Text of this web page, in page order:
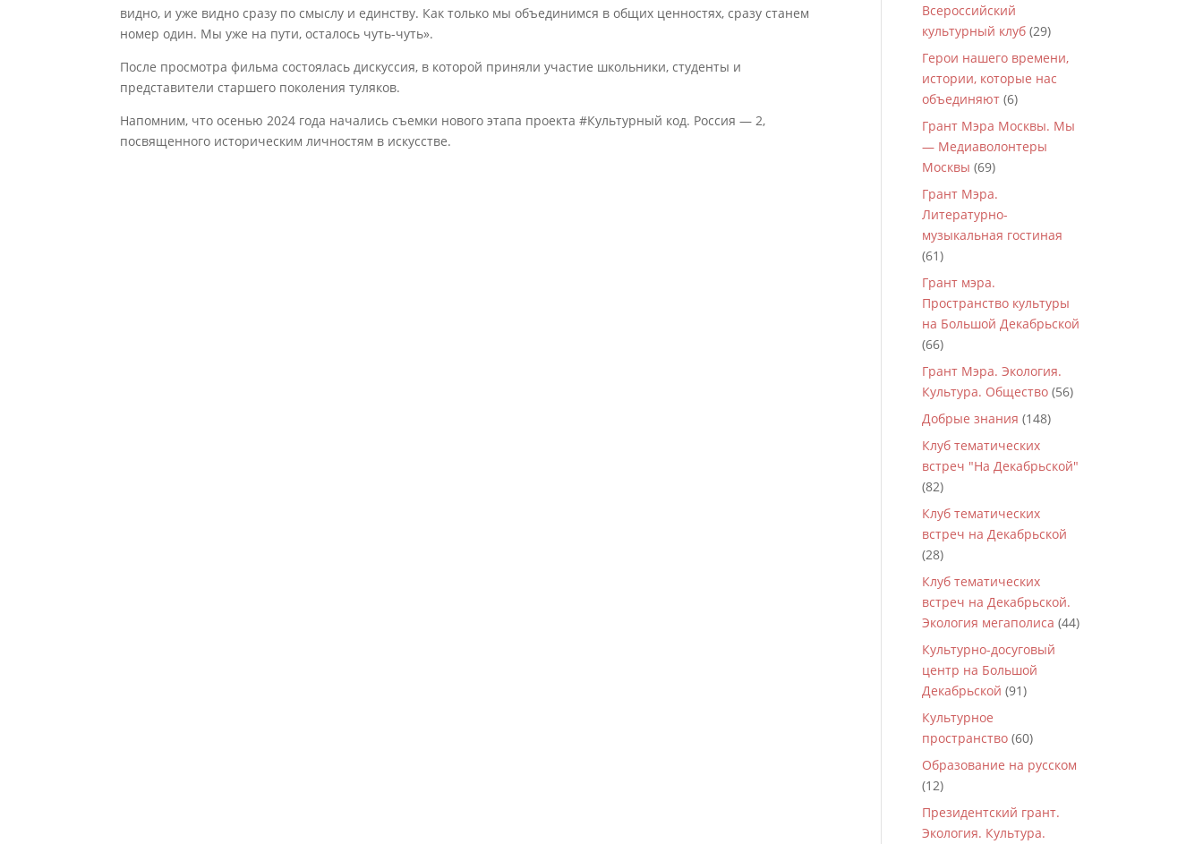
видно, и уже видно сразу по смыслу и единству. Как только мы объединимся в общих ценностях, сразу станем
номер один. Мы уже на пути, осталось чуть-чуть».
После просмотра фильма состоялась дискуссия, в которой приняли участие школьники, студенты и
представители старшего поколения туляков.
Напомним, что осенью 2024 года начались съемки нового этапа проекта #Культурный код. Россия — 2,
посвященного историческим личностям в искусстве.
Всероссийский
культурный клуб (29)
Герои нашего времени,
истории, которые нас
объединяют (6)
Грант Мэра Москвы. Мы
— Медиаволонтеры
Москвы (69)
Грант Мэра.
Литературно-
музыкальная гостиная
(61)
Грант мэра.
Пространство культуры
на Большой Декабрьской
(66)
Грант Мэра. Экология.
Культура. Общество (56)
Добрые знания (148)
Клуб тематических
встреч "На Декабрьской"
(82)
Клуб тематических
встреч на Декабрьской
(28)
Клуб тематических
встреч на Декабрьской.
Экология мегаполиса (44)
Культурно-досуговый
центр на Большой
Декабрьской (91)
Культурное
пространство (60)
Образование на русском
(12)
Президентский грант.
Экология. Культура.